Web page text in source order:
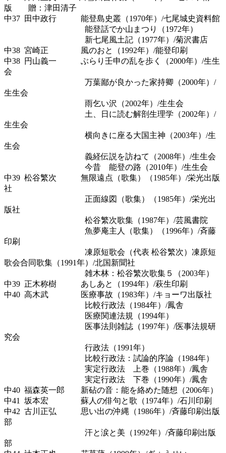
版 贈：津田清子
中37 田中政行 能登島史叢（1970年）/七尾城史資料館
能登話でか山まつり（1972年）
新七尾風土記（1977年）/菊沢書店
中38 宮崎正 風のおと（1992年）/能登印刷
中38 円山義一 ぶらり壬申の乱を歩く（2000年）/生生
会
万葉鄙が良かった家持卿（2000年）/
生生会
雨乞い沢（2002年）/生生会
土、日に読む解剖生理学（2002年）/
生生会
横向きに座る大国主神（2003年）/生
生会
義経伝説を訪ねて（2008年）/生生会
今昔 能登の路（2010年）/生生会
中39 松谷繁次 無限遠点（歌集）（1985年）/栄光出版
社
正面線図（歌集）（1985年）/栄光出
版社
松谷繁次歌集（1987年）/芸風書院
魚夢庵主人（歌集）（1996年）/斉藤
印刷
凍原短歌会（代表 松谷繁次）凍原短
歌会合同歌集（1991年）/北国新聞社
雑木林：松谷繁次歌集５（2003年）
中39 正木称樹 あしあと（1994年）/萩生印刷
中40 高木武 医療事故（1983年）/キョーワ出版社
比較行政法（1984年）/鳳舎
医療関連法規（1994年）
医事法則雑誌（1997年）/医事法規研
究会
行政法（1991年）
比較行政法：試論的序論（1984年）
実定行政法 上巻（1988年）/鳳舎
実定行政法 下巻（1990年）/鳳舎
中40 福森英一郎 新砧の音：能を絡めた随想（2006年）
中41 坂本宏 蘇人の俳句と歌（1974年）/石川印刷
中42 古川正弘 思い出の沖縄（1986年）/斉藤印刷出版
部
汗と涙と美（1992年）/斉藤印刷出版
部